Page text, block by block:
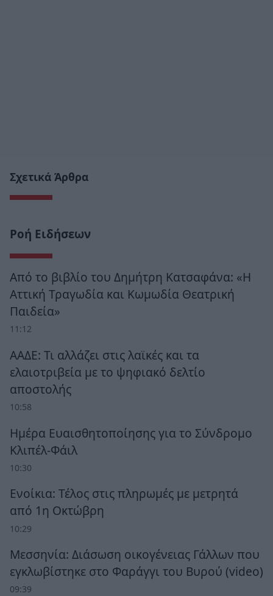
Σχετικά Άρθρα
Ροή Ειδήσεων
Από το βιβλίο του Δημήτρη Κατσαφάνα: «Η
Αττική Τραγωδία και Κωμωδία Θεατρική
Παιδεία»
11:12
ΑΑΔΕ: Τι αλλάζει στις λαϊκές και τα
ελαιοτριβεία με το ψηφιακό δελτίο
αποστολής
10:58
Ημέρα Ευαισθητοποίησης για το Σύνδρομο
Κλιπέλ-Φάιλ
10:30
Ενοίκια: Τέλος στις πληρωμές με μετρητά
από 1η Οκτώβρη
10:29
Μεσσηνία: Διάσωση οικογένειας Γάλλων που
εγκλωβίστηκε στο Φαράγγι του Βυρού (video)
09:39